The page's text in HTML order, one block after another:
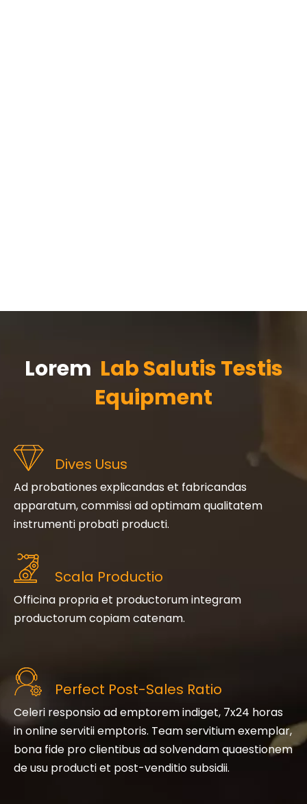
Lorem Lab Salutis Testis
Equipment
Dives Usus
Ad probationes explicandas et fabricandas
apparatum, commissi ad optimam qualitatem
instrumenti probati producti.
Scala Productio
Officina propria et productorum integram
productorum copiam catenam.
Perfect Post-Sales Ratio
Celeri responsio ad emptorem indiget, 7x24 horas
in online servitii emptoris. Team servitium exemplar,
bona fide pro clientibus ad solvendam quaestionem
de usu producti et post-venditio subsidii.